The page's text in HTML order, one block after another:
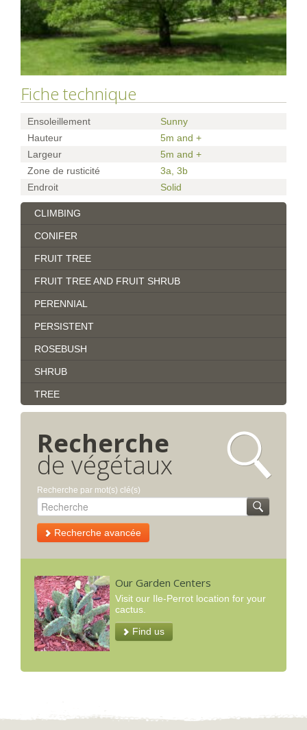
Fiche technique
Ensoleillement
Sunny
Hauteur
5m and +
Largeur
5m and +
Zone de rusticité
3a 3b
Endroit
Solid
CLIMBING
CONIFER
FRUIT TREE
FRUIT TREE AND FRUIT SHRUB
PERENNIAL
PERSISTENT
ROSEBUSH
SHRUB
TREE
Recherche
de végétaux
Recherche par mot(s) clé(s)
Recherche avancée
Our Garden Centers
Visit our Ile-Perrot location for your
cactus.
Find us